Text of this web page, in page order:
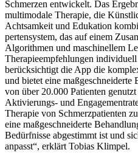
Schmerzen entwickelt. Das
multimodale Therapie, die
Achtsamkeit und Edukation
pertensystem, das auf einem
Algorithmen und maschinellem
Therapieempfehlungen
berücksichtigt die App die
und bietet eine
von über 20.000 Patienten
Aktivierungs- und
Therapie von Schmerzpatienten
eine maßgeschneiderte
Bedürfnisse abgestimmt ist und
anpasst“, erklärt Tobias Klimpel.